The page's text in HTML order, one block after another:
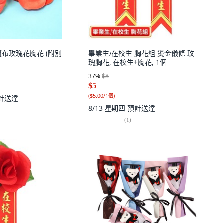
玫瑰花胸花 (附別
送達
畢業生/在校生 胸花組 燙金儀條 玫
瑰胸花, 在校生+胸花, 1個
37%$8
$5
($5.00/1個)
8/13 星期四 預計送達
(1)